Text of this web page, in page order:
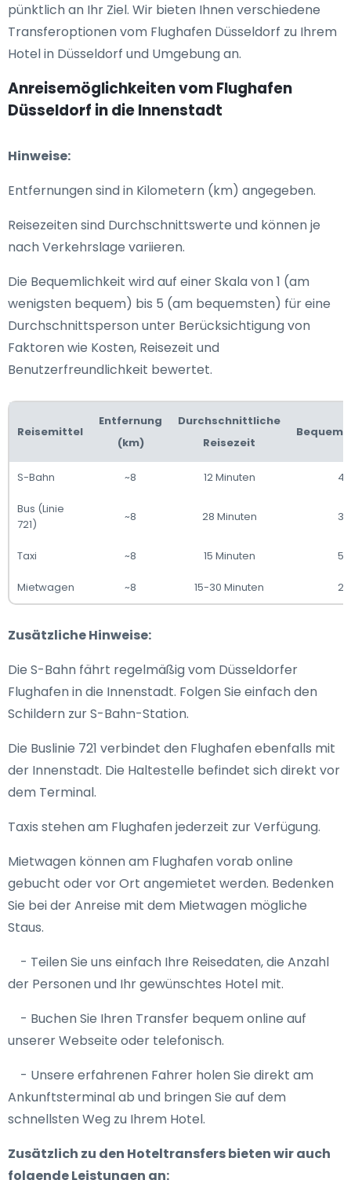
pünktlich an Ihr Ziel. Wir bieten Ihnen verschiedene
Transferoptionen vom Flughafen Düsseldorf zu Ihrem
Hotel in Düsseldorf und Umgebung an.
Anreisemöglichkeiten vom Flughafen
Düsseldorf in die Innenstadt
Hinweise:
Entfernungen sind in Kilometern (km) angegeben.
Reisezeiten sind Durchschnittswerte und können je
nach Verkehrslage variieren.
Die Bequemlichkeit wird auf einer Skala von 1 (am
wenigsten bequem) bis 5 (am bequemsten) für eine
Durchschnittsperson unter Berücksichtigung von
Faktoren wie Kosten, Reisezeit und
Benutzerfreundlichkeit bewertet.
Reisemittel
Entfernung
(km)
Durchschnittliche
Reisezeit
S-Bahn ~8 12 Minuten 4
Bus (Linie
721)
~8 28 Minuten 3
Taxi ~8 15 Minuten 5
Mietwagen ~8 15-30 Minuten 2
Zusätzliche Hinweise:
Die S-Bahn fährt regelmäßig vom Düsseldorfer
Flughafen in die Innenstadt. Folgen Sie einfach den
Schildern zur S-Bahn-Station.
Die Buslinie 721 verbindet den Flughafen ebenfalls mit
der Innenstadt. Die Haltestelle befindet sich direkt vor
dem Terminal.
Taxis stehen am Flughafen jederzeit zur Verfügung.
Mietwagen können am Flughafen vorab online
gebucht oder vor Ort angemietet werden. Bedenken
Sie bei der Anreise mit dem Mietwagen mögliche
Staus.
- Teilen Sie uns einfach Ihre Reisedaten, die Anzahl
der Personen und Ihr gewünschtes Hotel mit.
- Buchen Sie Ihren Transfer bequem online auf
unserer Webseite oder telefonisch.
- Unsere erfahrenen Fahrer holen Sie direkt am
Ankunftsterminal ab und bringen Sie auf dem
schnellsten Weg zu Ihrem Hotel.
Zusätzlich zu den Hoteltransfers bieten wir auch
folgende Leistungen an: